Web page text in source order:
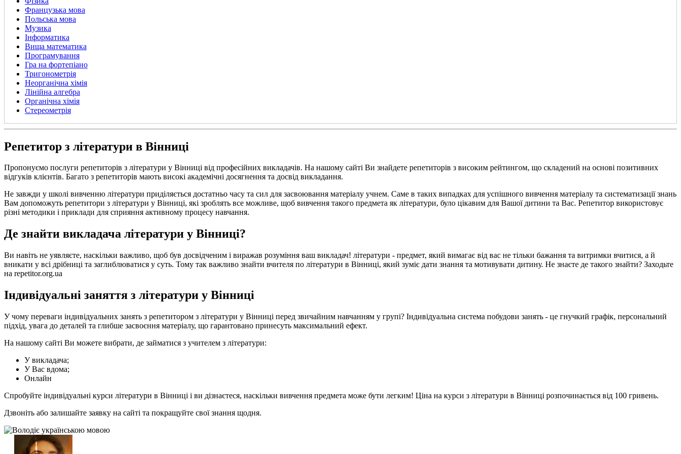
Французька мова
Польська мова
Музика
Інформатика
Вища математика
Програмування
Гра на фортепіано
Тригонометрія
Неорганічна хімія
Лінійна алгебра
Органічна хімія
Стереометрія
Репетитор з літератури в Вінниці
Пропонуємо послуги репетиторів з літератури у Вінниці від професійних викладачів. На нашому сайті Ви знайдете репетиторів з високим рейтингом, що складений на основі позитивних
відгуків клієнтів. Багато з репетиторів мають високі академічні досягнення та досвід викладання.
Не завжди у школі вивченню літератури приділяється достатньо часу та сил для засвоювання матеріалу учнем. Саме в таких випадках для успішного вивчення матеріалу та систематизації знань
Вам допоможуть репетитори з літератури у Вінниці, які зроблять все можливе, щоб вивчення такого предмета як літератури, було цікавим для Вашої дитини та Вас. Репетитор використовує
різні методики і приклади для сприяння активному процесу навчання.
Де знайти викладача літератури у Вінниці?
Ви навіть не уявляєте, наскільки важливо, щоб був досвідченим і виражав розуміння ваш викладач! літератури - предмет, який вимагає від вас не тільки бажання та витримки вчитися, а й
вникати у всі дрібниці та заглиблюватися у суть. Тому так важливо знайти вчителя по літератури в Вінниці, який зуміє дати знання та мотивувати дитину. Не знаєте де такого знайти? Заходьте
на repetitor.org.ua
Індивідуальні заняття з літератури у Вінниці
У чому переваги індивідуальних занять з репетитором з літератури у Вінниці перед звичайним навчанням у групі? Індивідуальна система побудови занять - це гнучкий графік, персональний
підхід, увага до деталей та глибше засвоєння матеріалу, що гарантовано принесуть максимальний ефект.
На нашому сайті Ви можете вибрати, де займатися з учителем з літератури:
У викладача;
У Вас вдома;
Онлайн
Спробуйте індивідуальні курси літератури в Вінниці і ви дізнаєтеся, наскільки вивчення предмета може бути легким! Ціна на курси з літератури в Вінниці розпочинається від 100 гривень.
Дзвоніть або залишайте заявку на сайті та покращуйте свої знання щодня.